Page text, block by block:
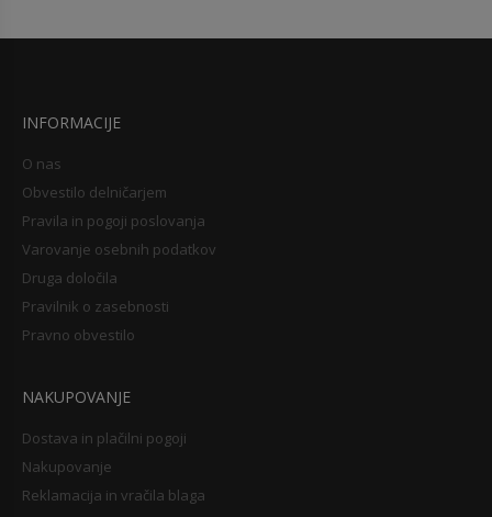
INFORMACIJE
O nas
Obvestilo delničarjem
Pravila in pogoji poslovanja
Varovanje osebnih podatkov
Druga določila
Pravilnik o zasebnosti
Pravno obvestilo
NAKUPOVANJE
Dostava in plačilni pogoji
Nakupovanje
Reklamacija in vračila blaga